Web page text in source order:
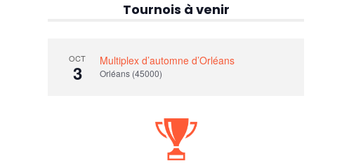
Tournois à venir
OCT
3
Multiplex d’automne d’Orléans
Orléans (45000)